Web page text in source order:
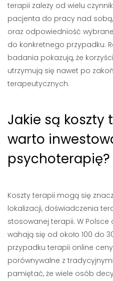
terapii zależy od wielu
pacjenta do pracy nad
oraz odpowiedniość
do konkretnego przypadku.
badania pokazują, że
utrzymują się nawet po
terapeutycznych.
Jakie są koszty
warto
psychoterapię?
Koszty terapii mogą się
lokalizacji, doświadczenia
stosowanej terapii. W
wahają się od około 100 do
przypadku terapii online
porównywalne z
pamiętać, że wiele osób